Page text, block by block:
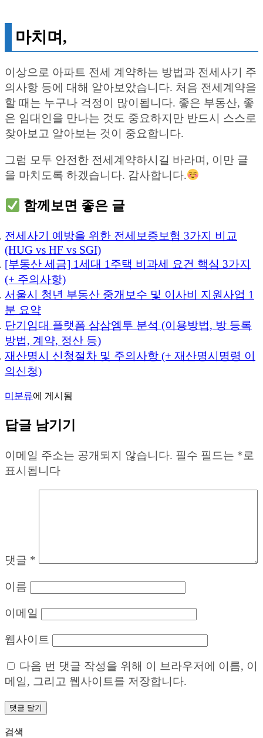
마치며,
이상으로 아파트 전세 계약하는 방법과 전세사기 주
의사항 등에 대해 알아보았습니다. 처음 전세계약을
할 때는 누구나 걱정이 많이됩니다. 좋은 부동산, 좋
은 임대인을 만나는 것도 중요하지만 반드시 스스로
찾아보고 알아보는 것이 중요합니다.
그럼 모두 안전한 전세계약하시길 바라며, 이만 글
을 마치도록 하겠습니다. 감사합니다.
함께보면 좋은 글
전세사기 예방을 위한 전세보증보험 3가지 비교
(HUG vs HF vs SGI)
[부동산 세금] 1세대 1주택 비과세 요건 핵심 3가지
(+ 주의사항)
서울시 청년 부동산 중개보수 및 이사비 지원사업 1
분 요약
단기임대 플랫폼 삼삼엠투 분석 (이용방법, 방 등록
방법, 계약, 정산 등)
재산명시 신청절차 및 주의사항 (+ 재산명시명령 이
의신청)
미분류에 게시됨
답글 남기기
이메일 주소는 공개되지 않습니다. 필수 필드는 *로
표시됩니다
댓글 *
이름
이메일
웹사이트
다음 번 댓글 작성을 위해 이 브라우저에 이름, 이
메일, 그리고 웹사이트를 저장합니다.
검색